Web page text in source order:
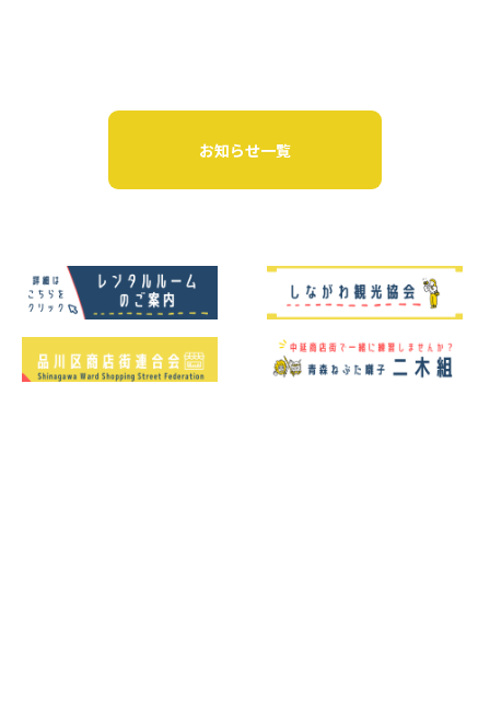
お知らせ一覧